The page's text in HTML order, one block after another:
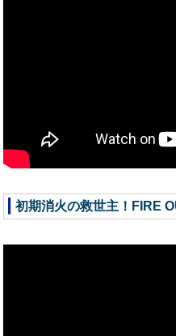
初期消火の救世主！FIRE